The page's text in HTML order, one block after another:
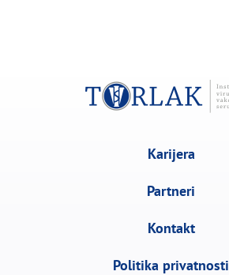
Karijera
Partneri
Kontakt
Politika privatnosti